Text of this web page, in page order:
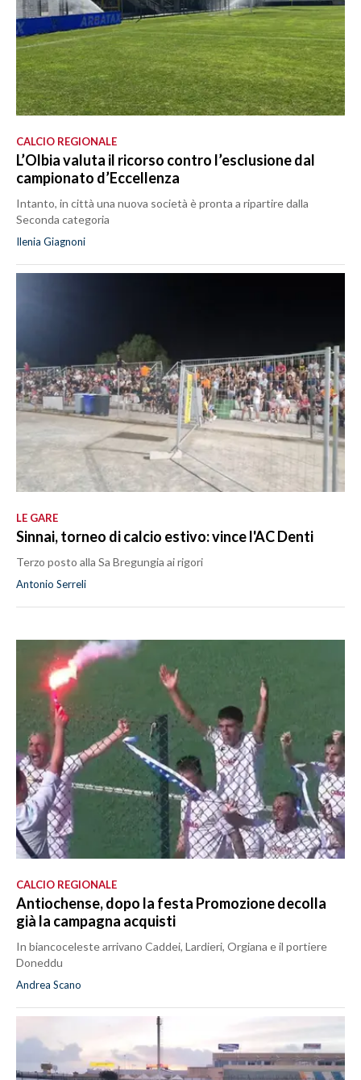
CALCIO REGIONALE
L’Olbia valuta il ricorso contro l’esclusione dal
campionato d’Eccellenza
Intanto, in città una nuova società è pronta a ripartire dalla
Seconda categoria
Ilenia Giagnoni
LE GARE
Sinnai, torneo di calcio estivo: vince l'AC Denti
Terzo posto alla Sa Bregungia ai rigori
Antonio Serreli
CALCIO REGIONALE
Antiochense, dopo la festa Promozione decolla
già la campagna acquisti
In biancoceleste arrivano Caddei, Lardieri, Orgiana e il portiere
Doneddu
Andrea Scano